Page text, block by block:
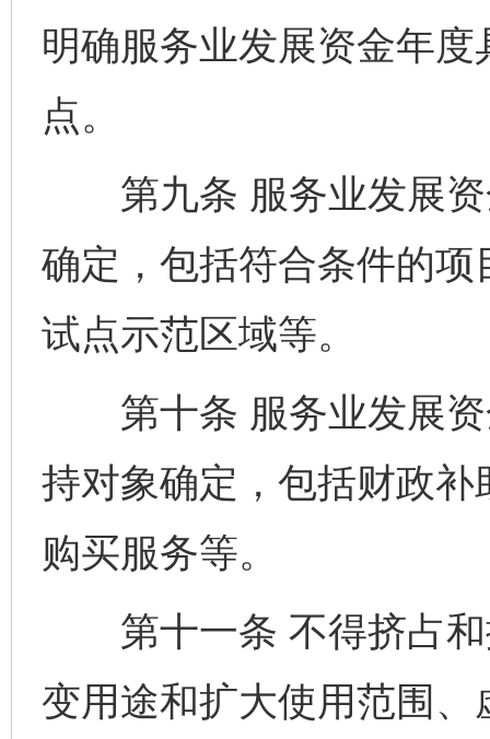
明确服务业发展资金年
点。
第九条 服务业发展资
确定，包括符合条件的
试点示范区域等。
第十条 服务业发展资
持对象确定，包括财政
购买服务等。
第十一条 不得挤占和
变用途和扩大使用范围